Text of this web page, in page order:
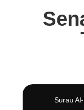
Surau